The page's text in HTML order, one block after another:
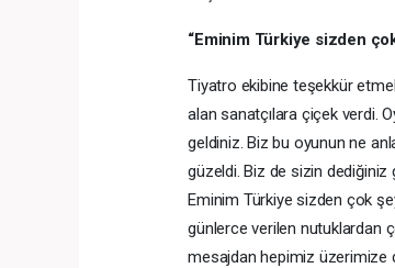
“Eminim Türkiye sizden
Tiyatro ekibine teşekkür
alan sanatçılara çiçek verdi.
geldiniz. Biz bu oyunun ne
güzeldi. Biz de sizin dediğiniz
Eminim Türkiye sizden çok
günlerce verilen nutuklardan
mesajdan hepimiz üzerimize